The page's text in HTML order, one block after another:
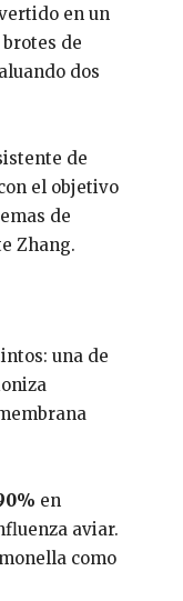
en un
de
dos
de
el objetivo
de
Zhang.
una de
en
aviar.
como